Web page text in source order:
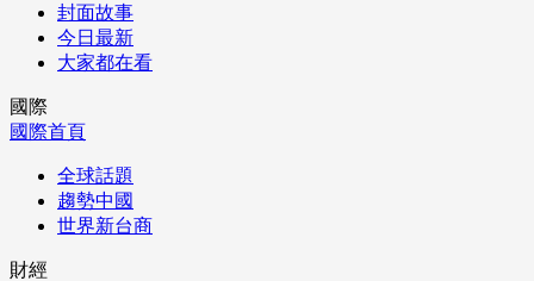
封面故事
今日最新
大家都在看
國際
國際首頁
全球話題
趨勢中國
世界新台商
財經